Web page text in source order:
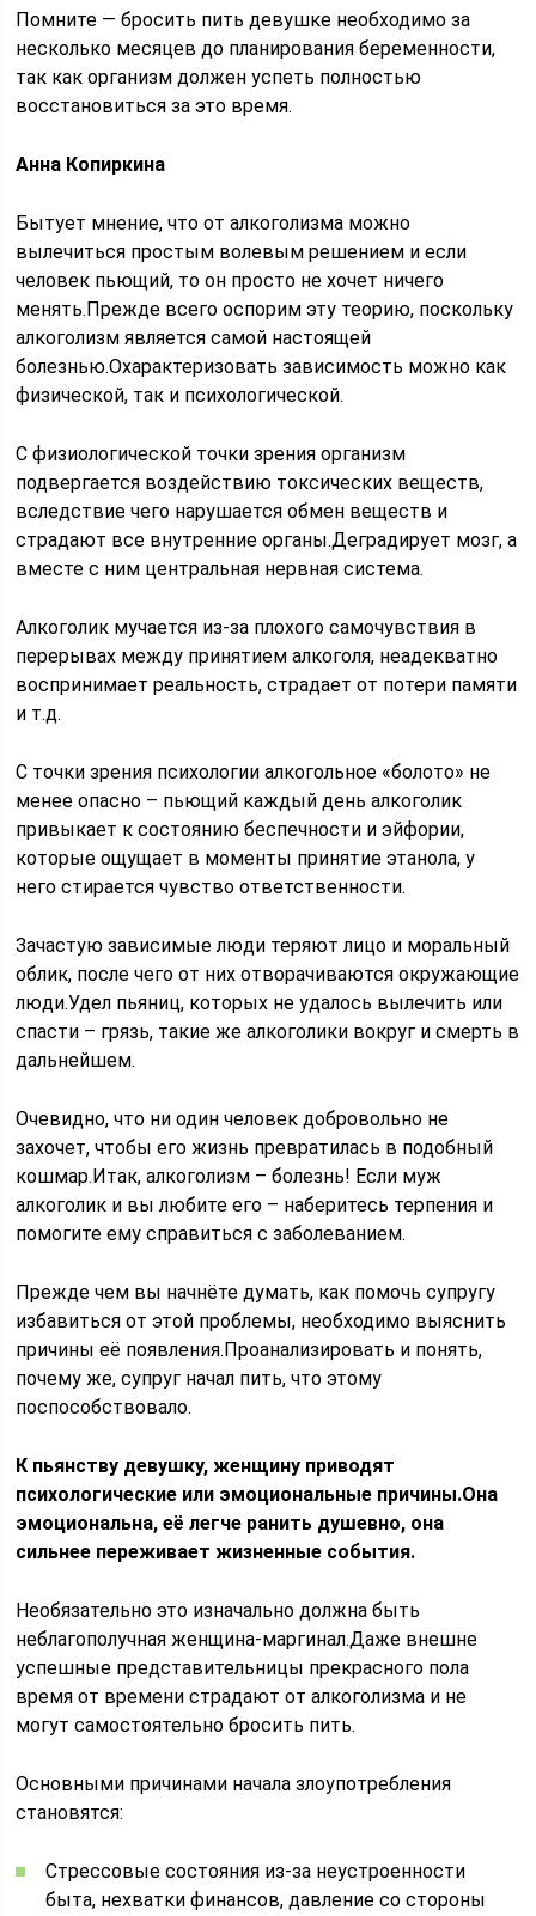
Помните — бросить пить девушке необходимо за
несколько месяцев до планирования беременности,
так как организм должен успеть полностью
восстановиться за это время.
Анна Копиркина
Бытует мнение, что от алкоголизма можно
вылечиться простым волевым решением и если
человек пьющий, то он просто не хочет ничего
менять.Прежде всего оспорим эту теорию, поскольку
алкоголизм является самой настоящей
болезнью.Охарактеризовать зависимость можно как
физической, так и психологической.
С физиологической точки зрения организм
подвергается воздействию токсических веществ,
вследствие чего нарушается обмен веществ и
страдают все внутренние органы.Деградирует мозг, а
вместе с ним центральная нервная система.
Алкоголик мучается из-за плохого самочувствия в
перерывах между принятием алкоголя, неадекватно
воспринимает реальность, страдает от потери памяти
и т.д.
С точки зрения психологии алкогольное «болото» не
менее опасно – пьющий каждый день алкоголик
привыкает к состоянию беспечности и эйфории,
которые ощущает в моменты принятие этанола, у
него стирается чувство ответственности.
Зачастую зависимые люди теряют лицо и моральный
облик, после чего от них отворачиваются окружающие
люди.Удел пьяниц, которых не удалось вылечить или
спасти – грязь, такие же алкоголики вокруг и смерть в
дальнейшем.
Очевидно, что ни один человек добровольно не
захочет, чтобы его жизнь превратилась в подобный
кошмар.Итак, алкоголизм – болезнь! Если муж
алкоголик и вы любите его – наберитесь терпения и
помогите ему справиться с заболеванием.
Прежде чем вы начнёте думать, как помочь супругу
избавиться от этой проблемы, необходимо выяснить
причины её появления.Проанализировать и понять,
почему же, супруг начал пить, что этому
поспособствовало.
К пьянству девушку, женщину приводят
психологические или эмоциональные причины.Она
эмоциональна, её легче ранить душевно, она
сильнее переживает жизненные события.
Необязательно это изначально должна быть
неблагополучная женщина-маргинал.Даже внешне
успешные представительницы прекрасного пола
время от времени страдают от алкоголизма и не
могут самостоятельно бросить пить.
Основными причинами начала злоупотребления
становятся:
Стрессовые состояния из-за неустроенности
быта, нехватки финансов, давление со стороны